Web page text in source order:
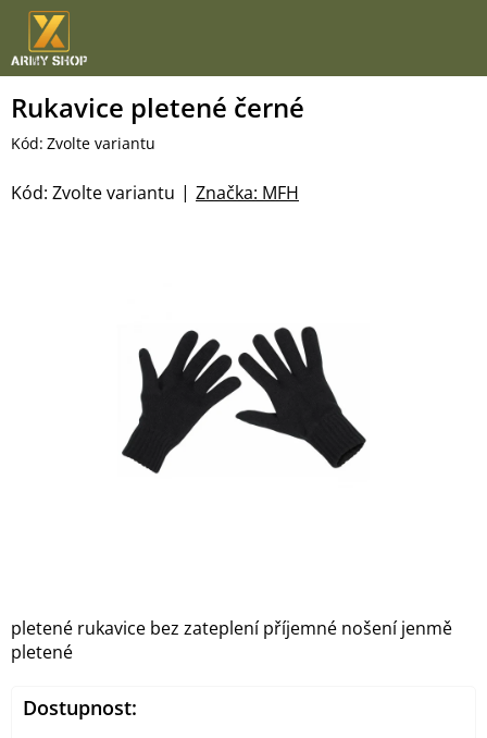
Přejít
obsah
Rukavice pletené černé
Kód: Zvolte variantu
Značka: MFH
Kód: Zvolte variantu
pletené rukavice bez zateplení příjemné nošení jenmě
pletené
Dostupnost: